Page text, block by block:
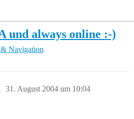
und always online :-)
Navigation
31. August 2004 um 10:04